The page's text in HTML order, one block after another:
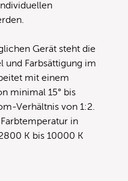
Gerät steht die
und Farbsättigung im
mit einem
minimal 15° bis
Verhältnis von 1:2.
in
K bis 10000 K